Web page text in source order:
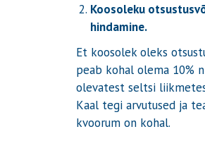
Koosoleku
hindamine.
Et koosolek oleks
peab kohal olema 10%
olevatest seltsi
Kaal tegi arvutused ja
kvoorum on kohal.